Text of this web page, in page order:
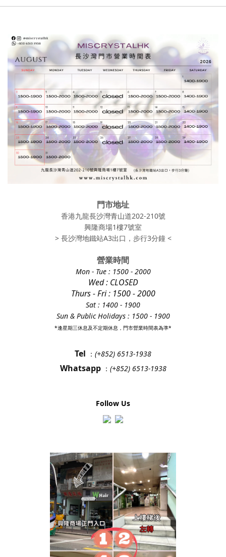
門市地址
香港九龍長沙灣青山道202-210號
興隆商場1樓7號室
> 長沙灣地鐵站A3出口，步行3分鐘 <
營業時間
Mon - Tue: 1500 - 2000
Wed : CLOSED
Thurs - Fri: 1500 - 2000
Sat : 1400 - 1900
Sun & Public Holidays : 1500 - 1900
*逢星期三休息及不定期休息，門市營業時間表為準*
Tel ： (+852) 6513-1938
Whatsapp ： (+852) 6513-1938
Follow Us